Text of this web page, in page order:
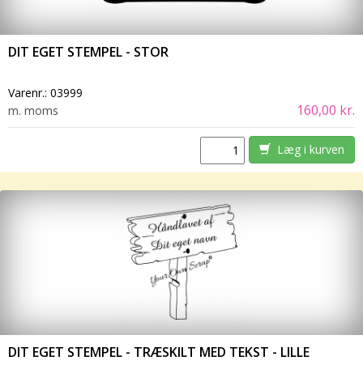
DIT EGET STEMPEL - STOR
Varenr.: 03999
m. moms
160,00 kr.
Læg i kurven
DIT EGET STEMPEL - TRÆSKILT MED TEKST - LILLE